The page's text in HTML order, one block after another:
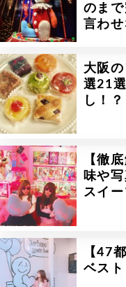
のま
言わ
大阪
選21
し！？
【徹
味や
スイ
【47
ベス